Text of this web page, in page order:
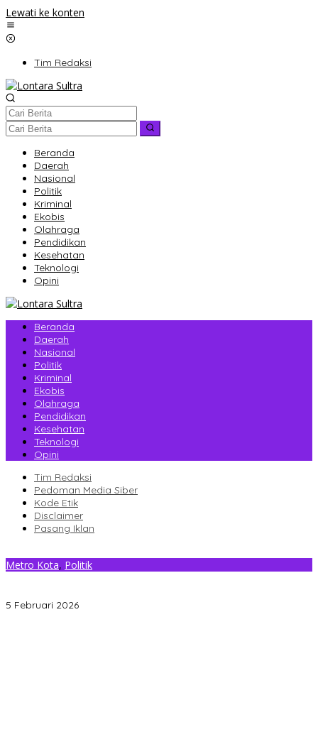
Lewati ke konten
Tim Redaksi
Beranda
Daerah
Nasional
Politik
Kriminal
Ekobis
Olahraga
Pendidikan
Kesehatan
Teknologi
Opini
Beranda
Daerah
Nasional
Politik
Kriminal
Ekobis
Olahraga
Pendidikan
Kesehatan
Teknologi
Opini
Tim Redaksi
Pedoman Media Siber
Kode Etik
Disclaimer
Pasang Iklan
Metro Kota, Politik
5 Februari 2026